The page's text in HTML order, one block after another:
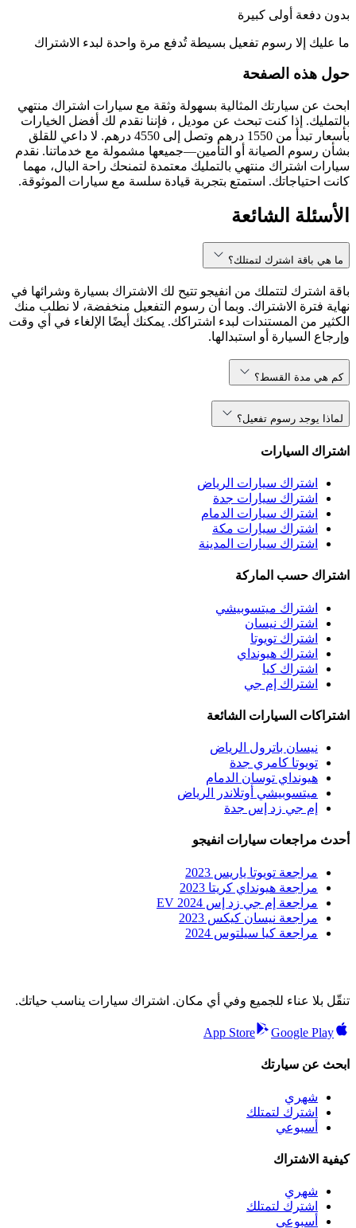
بدون دفعة أولى كبيرة
ما عليك إلا رسوم تفعيل بسيطة تُدفع مرة واحدة لبدء الاشتراك
حول هذه الصفحة
ابحث عن سيارتك المثالية بسهولة وثقة مع سيارات اشتراك منتهي
بالتمليك. إذا كنت تبحث عن موديل ، فإننا نقدم لك أفضل الخيارات
بأسعار تبدأ من 1550 درهم وتصل إلى 4550 درهم. لا داعي للقلق
بشأن رسوم الصيانة أو التأمين—جميعها مشمولة مع خدماتنا. نقدم
سيارات اشتراك منتهي بالتمليك معتمدة لتمنحك راحة البال، مهما
كانت احتياجاتك. استمتع بتجربة قيادة سلسة مع سيارات الموثوقة.
الأسئلة الشائعة
ما هي باقة اشترك لتمتلك؟
باقة اشترك لتتملك من انفيجو تتيح لك الاشتراك بسيارة وشرائها في
نهاية فترة الاشتراك. وبما أن رسوم التفعيل منخفضة، لا نطلب منك
الكثير من المستندات لبدء اشتراكك. يمكنك أيضًا الإلغاء في أي وقت
وإرجاع السيارة أو استبدالها.
كم هي مدة القسط؟
لماذا يوجد رسوم تفعيل؟
اشتراك السيارات
اشتراك سيارات الرياض
اشتراك سيارات جدة
اشتراك سيارات الدمام
اشتراك سيارات مكة
اشتراك سيارات المدينة
اشتراك حسب الماركة
اشتراك ميتسوبيشي
اشتراك نيسان
اشتراك تويوتا
اشتراك هيونداي
اشتراك كيا
اشتراك إم جي
اشتراكات السيارات الشائعة
نيسان باترول الرياض
تويوتا كامري جدة
هيونداي توسان الدمام
ميتسوبيشي أوتلاندر الرياض
إم جي زد إس جدة
أحدث مراجعات سيارات انفيجو
مراجعة تويوتا ياريس 2023
مراجعة هيونداي كريتا 2023
مراجعة إم جي زد إس EV 2024
مراجعة نيسان كيكس 2023
مراجعة كيا سيلتوس 2024
تنقّل بلا عناء للجميع وفي أي مكان. اشتراك سيارات يناسب حياتك.
App Store Google Play
ابحث عن سيارتك
شهري
اشترك لتمتلك
أسبوعي
كيفية الاشتراك
شهري
اشترك لتمتلك
أسبوعي